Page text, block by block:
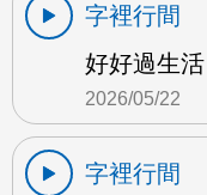
字裡行間
好好過生
2026/05/22
字裡行間